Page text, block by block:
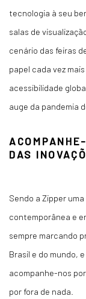
tecnologia à seu
salas de
cenário das feiras
papel cada vez
acessibilidade
auge da pandemia
DAS
Sendo a Zipper
contemporânea e
sempre marcando
Brasil e do mundo,
acompanhe-nos
por fora de nada.